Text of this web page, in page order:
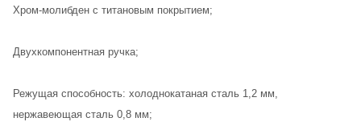
Хром-молибден с титановым покрытием;
Двухкомпонентная ручка;
Режущая способность: холоднокатаная сталь 1,2 мм,
нержавеющая сталь 0,8 мм;